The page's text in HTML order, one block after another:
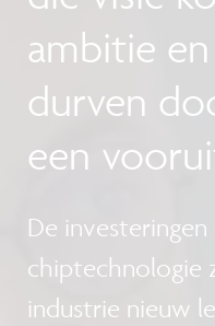
ambitie
durven
een
De investeringen
chiptechnologie
industrie nieuw